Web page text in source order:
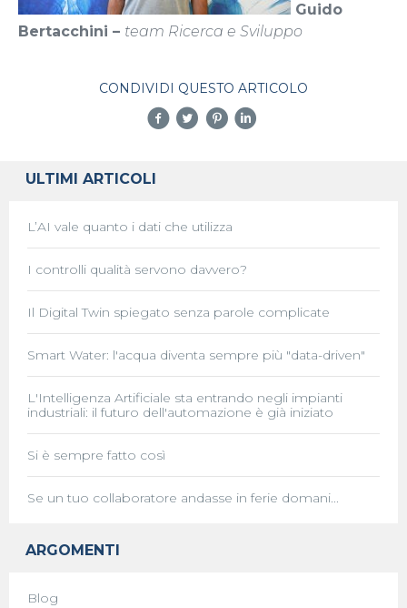
Guido
Bertacchini – team Ricerca e Sviluppo
CONDIVIDI QUESTO ARTICOLO
ULTIMI ARTICOLI
L’AI vale quanto i dati che utilizza
I controlli qualità servono davvero?
Il Digital Twin spiegato senza parole complicate
Smart Water: l'acqua diventa sempre più "data-driven"
L'Intelligenza Artificiale sta entrando negli impianti
industriali: il futuro dell'automazione è già iniziato
Si è sempre fatto così
Se un tuo collaboratore andasse in ferie domani...
ARGOMENTI
Blog